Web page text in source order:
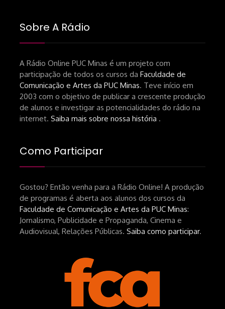
Sobre A Rádio
A Rádio Online PUC Minas é um projeto com
participação de todos os cursos da Faculdade de
Comunicação e Artes da PUC Minas. Teve início em
2003 com o objetivo de publicar a crescente produção
de alunos e investigar as potencialidades do rádio na
internet. Saiba mais sobre nossa história .
Como Participar
Gostou? Então venha para a Rádio Online! A produção
de programas é aberta aos alunos dos cursos da
Faculdade de Comunicação e Artes da PUC Minas:
Jornalismo, Publicidade e Propaganda, Cinema e
Audiovisual, Relações Públicas. Saiba como participar.